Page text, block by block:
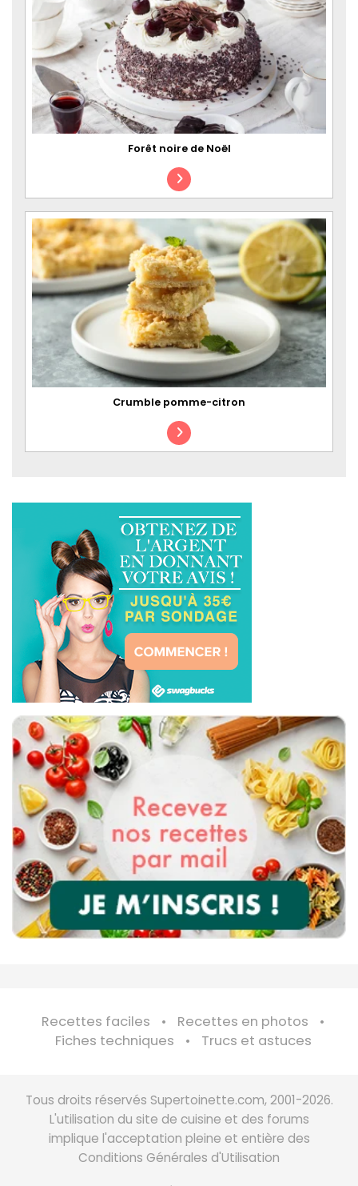
Forêt noire de Noël
Crumble pomme-citron
Recettes faciles
Recettes en photos
Fiches techniques
Trucs et astuces
Tous droits réservés Supertoinette.com, 2001-2026.
L'utilisation du site de cuisine et des forums
implique l'acceptation pleine et entière des
Conditions Générales d'Utilisation